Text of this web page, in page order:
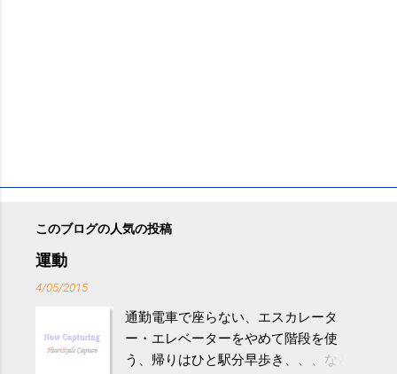
このブログの人気の投稿
運動
4/05/2015
通勤電車で座らない、エスカレータ
ー・エレベーターをやめて階段を使
う、帰りはひと駅分早歩き、、、など